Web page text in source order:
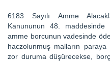
6183 Sayılı Amme
Kanununun 48.
amme borcunun vadesinde
haczolunmuş malların
zor duruma düşürecekse,